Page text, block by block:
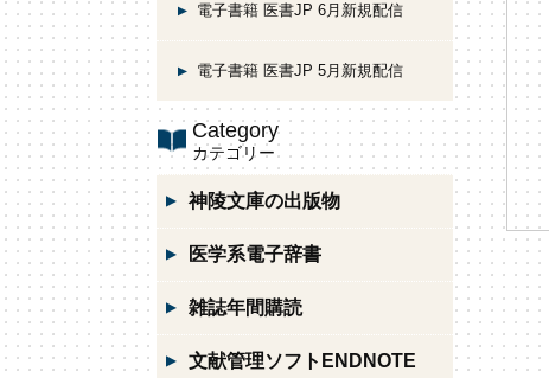
電子書籍 医書JP 6月新規配信
電子書籍 医書JP 5月新規配信
Category
カテゴリー
神陵文庫の出版物
医学系電子辞書
雑誌年間購読
文献管理ソフトENDNOTE